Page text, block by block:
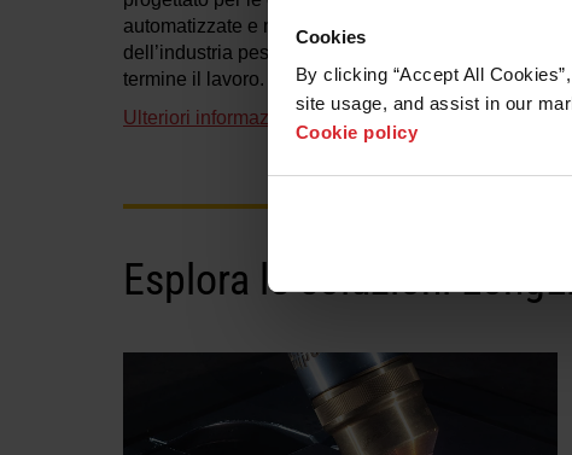
Cookies
By clicking “Accept All
site usage, and assist in our
Cookie policy
automatizzate e manuali ad elevata capacità
dell’industria pesante. MAXPRO200. Porta a
termine il lavoro.
Ulteriori informazioni
Esplora le soluzioni